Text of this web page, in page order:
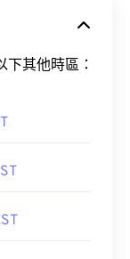
其他時區：